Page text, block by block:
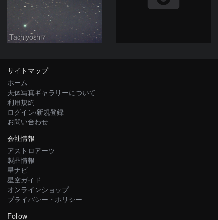
Tachiyoshi7
サイトマップ
ホーム
天体写真ギャラリーについて
利用規約
ログイン/新規登録
お問い合わせ
会社情報
アストロアーツ
製品情報
星ナビ
星空ガイド
オンラインショップ
プライバシー・ポリシー
Follow